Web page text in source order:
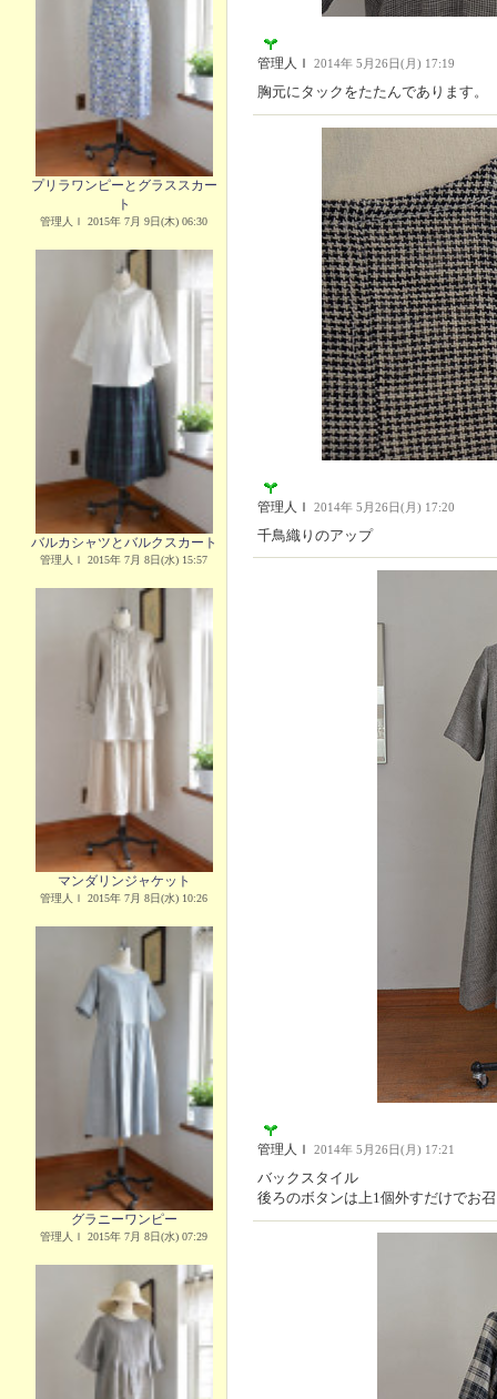
プリラワンピーとグラススカー
ト
管理人Ｉ 2015年 7月 9日(木) 06:30
バルカシャツとバルクスカート
管理人Ｉ 2015年 7月 8日(水) 15:57
マンダリンジャケット
管理人Ｉ 2015年 7月 8日(水) 10:26
グラニーワンピー
管理人Ｉ 2015年 7月 8日(水) 07:29
管理人Ｉ 2014年 5月26日(月) 17:19
胸元にタックをたたんであります。
管理人Ｉ 2014年 5月26日(月) 17:20
千鳥織りのアップ
管理人Ｉ 2014年 5月26日(月) 17:21
バックスタイル
後ろのボタンは上1個外すだけでお